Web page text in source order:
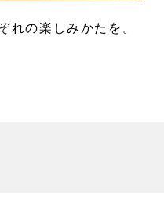
れの楽しみかたを。